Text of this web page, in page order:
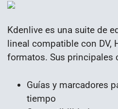
Kdenlive es una suite de
lineal compatible con DV,
formatos. Sus principales
Guías y marcadores
tiempo